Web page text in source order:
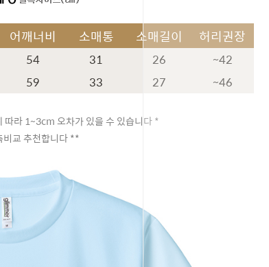
어깨너비 소매통 소매길이 허리권장
54 31 26 ~42
59 33 27 ~46
라 1~3cm 오차가 있을 수 있습니다 *
교 추천합니다 **